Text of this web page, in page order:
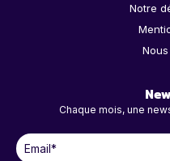
Notre
Chaque mois, une